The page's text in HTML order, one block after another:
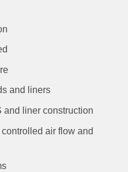
and liners
liner construction
air flow and